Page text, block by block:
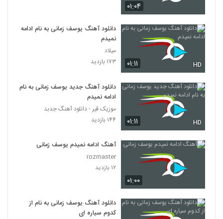
۰۱:۰۴
۰۱:۱۱ HD
دانلود آهنگ یوسف زمانی به نام ادامه
نمیدم
میلاد
۱۷۳ بازدید
۰۱:۱۱ HD
دانلود آهنگ جدید یوسف زمانی به نام
ادامه نمیدم
موزیک قیر - دانلود آهنگ جدبد
۱۴۴ بازدید
۰۱:۰۰
آهنگ ادامه نمیدم یوسف زمانی
rozmaster
۱۲ بازدید
دانلود آهنگ یوسف زمانی به نام از
کدوم سیاره ای